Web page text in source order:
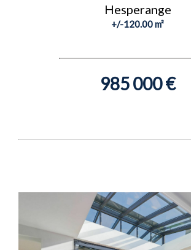
Hesperange
+/-120.00 m²
985 000 €